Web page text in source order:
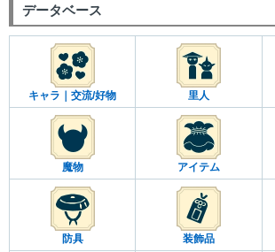
データベース
キャラ｜交流/好物 里人
魔物 アイテム
防具 装飾品